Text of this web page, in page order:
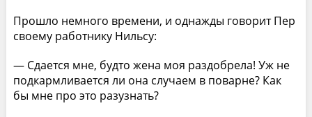
Прошло немного времени, и однажды говорит Пер
своему работнику Нильсу:
— Сдается мне, будто жена моя раздобрела! Уж не
подкармливается ли она случаем в поварне? Как
бы мне про это разузнать?